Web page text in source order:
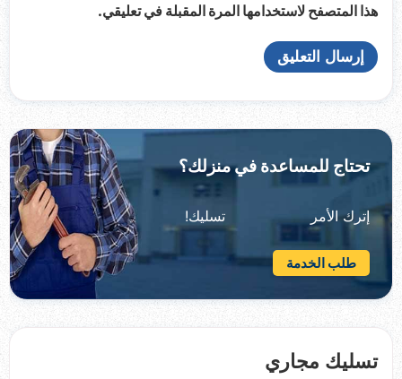
هذا المتصفح لاستخدامها المرة المقبلة في تعليقي.
تحتاج للمساعدة في منزلك؟
إترك الأمر تسليك!
طلب الخدمة
تسليك مجاري